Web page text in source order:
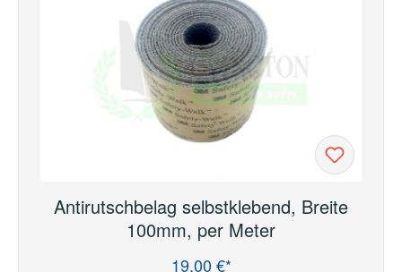
Antirutschbelag selbstklebend, Breite
100mm, per Meter
19,00 €*